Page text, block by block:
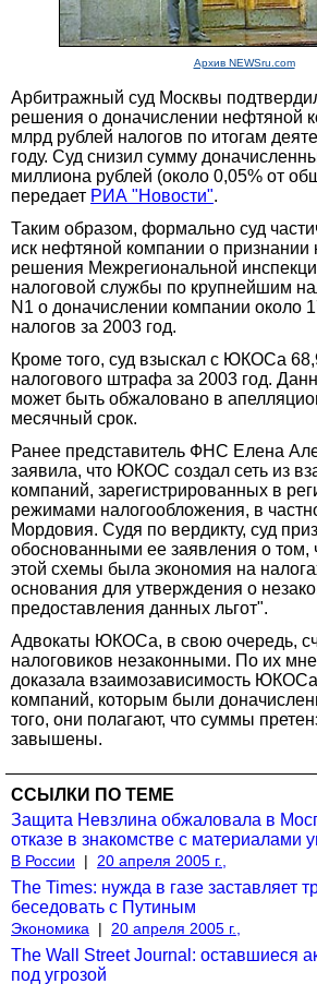
Архив NEWSru.com
Арбитражный суд Москвы
решения о доначислении
млрд рублей налогов по итогам
году. Суд снизил сумму
миллиона рублей (около 0,05% от
передает РИА "Новости".
Таким образом, формально суд
иск нефтяной компании о признании
решения Межрегиональной
налоговой службы по крупнейшим
N1 о доначислении компании около
налогов за 2003 год.
Кроме того, суд взыскал с ЮКОСа
налогового штрафа за 2003 год.
может быть обжаловано в
месячный срок.
Ранее представитель ФНС Елена
заявила, что ЮКОС создал сеть из
компаний, зарегистрированных в
режимами налогообложения, в
Мордовия. Судя по вердикту, суд
обоснованными ее заявления о том,
этой схемы была экономия на
основания для утверждения о
предоставления данных льгот".
Адвокаты ЮКОСа, в свою очередь,
налоговиков незаконными. По их
доказала взаимозависимость
компаний, которым были
того, они полагают, что суммы
завышены.
ССЫЛКИ ПО ТЕМЕ
Защита Невзлина обжаловала в
отказе в знакомстве с материалами
В России | 20 апреля 2005 г.,
The Times: нужда в газе заставляет
беседовать с Путиным
Экономика | 20 апреля 2005 г.,
The Wall Street Journal: оставшиеся
под угрозой